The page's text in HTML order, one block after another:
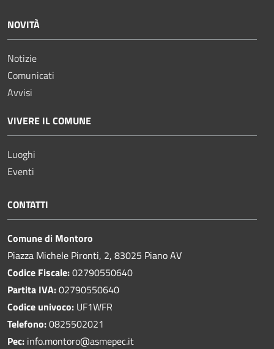
NOVITÀ
Notizie
Comunicati
Avvisi
VIVERE IL COMUNE
Luoghi
Eventi
CONTATTI
Comune di Montoro
Piazza Michele Pironti, 2, 83025 Piano AV
Codice Fiscale:02790550640
Partita IVA:02790550640
Codice univoco: UF1WFR
Telefono:0825502021
Pec: info.montoro@asmepec.it